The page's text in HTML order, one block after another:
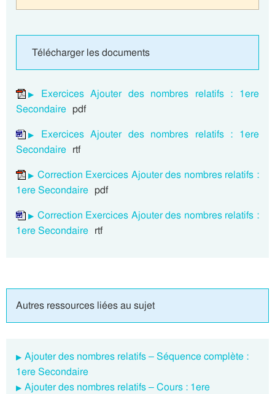
Télécharger les documents
Exercices Ajouter des nombres relatifs : 1ere
Secondaire pdf
Exercices Ajouter des nombres relatifs : 1ere
Secondaire rtf
Correction Exercices Ajouter des nombres relatifs :
1ere Secondaire pdf
Correction Exercices Ajouter des nombres relatifs :
1ere Secondaire rtf
Autres ressources liées au sujet
Ajouter des nombres relatifs – Séquence complète :
1ere Secondaire
Ajouter des nombres relatifs – Cours : 1ere